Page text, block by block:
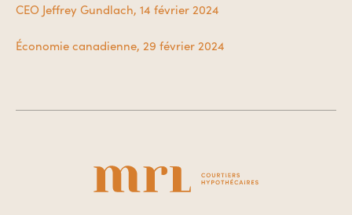
CEO Jeffrey Gundlach, 14 février 2024
Économie canadienne, 29 février 2024